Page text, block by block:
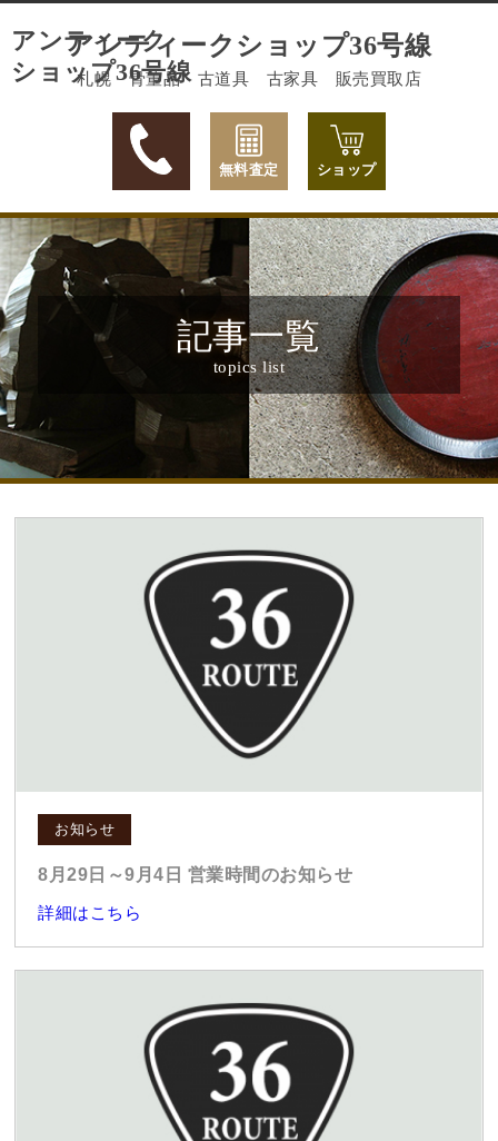
アンティーク
ショップ36号線
アンティークショップ36号線
札幌 骨董品 古道具 古家具 販売買取店
無料査定 ショップ
記事一覧
topics list
お知らせ
8月29日～9月4日 営業時間のお知らせ
詳細はこちら